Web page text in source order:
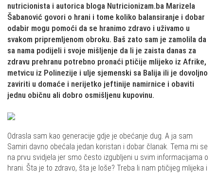
nutricionista i autorica bloga Nutricionizam.ba Marizela
Šabanović govori o hrani i tome koliko balansiranje i dobar
odabir mogu pomoći da se hranimo zdravo i uživamo u
svakom pripremljenom obroku. Baš zato sam je zamolila da
sa nama podijeli i svoje mišljenje da li je zaista danas za
zdravu prehranu potrebno pronaći ptičije mlijeko iz Afrike,
metvicu iz Polinezije i ulje sjemenski sa Balija ili je dovoljno
zaviriti u domaće i nerijetko jeftinije namirnice i obaviti
jednu običnu ali dobro osmišljenu kupovinu.
Odrasla sam kao generacije gdje je obećanje dug. A ja sam
Samiri davno obećala jedan koristan i dobar članak. Tema mi se
na prvu svidjela jer smo često izgubljeni u svim informacijama o
hrani. Šta je to zdravo, šta je loše? Treba li nam ptičijeg mlijeka i